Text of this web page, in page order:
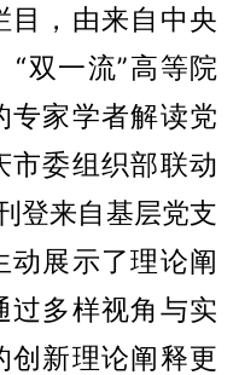
目，由来自中央
“双一流”高等院
专家学者解读党
市委组织部联动
登来自基层党支
动展示了理论阐
过多样视角与实
创新理论阐释更